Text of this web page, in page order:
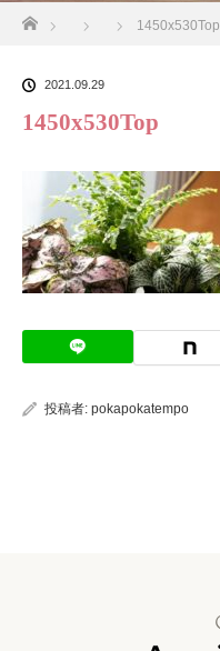
1450x530Top
2021.09.29
1450x530Top
投稿者: pokapokatempo